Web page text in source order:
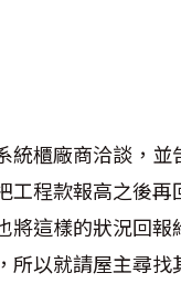
統櫃廠商洽談，
工程款報高之後
將這樣的狀況回
所以就請屋主尋